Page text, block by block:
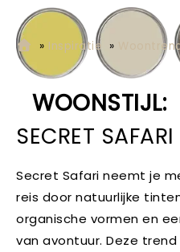
» Inspiratie »
WOONSTIJL:
SECRET SAFARI
Secret Safari neemt je
reis door natuurlijke
organische vormen en
van avontuur. Deze trend